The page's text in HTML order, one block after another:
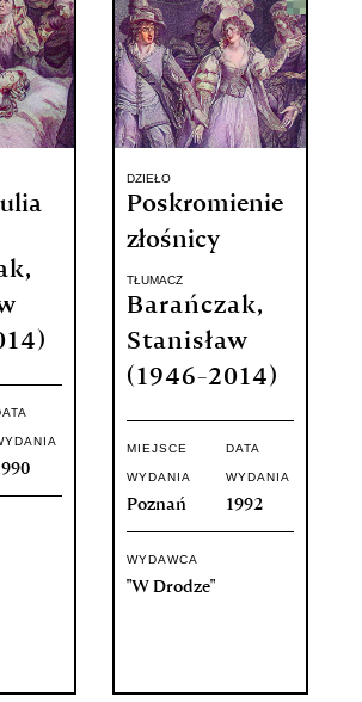
DZIEŁO
Poskromienie
złośnicy
TŁUMACZ
Barańczak,
Stanisław
(1946-2014)
MIEJSCE
WYDANIA
Poznań
DATA
WYDANIA
1992
WYDAWCA
"W Drodze"